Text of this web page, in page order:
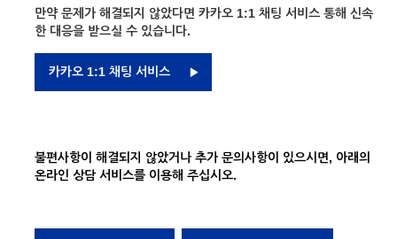
만약 문제가 해결되지 않았다면 카카오 1:1 채팅 서비스 통해 신속
한 대응을 받으실 수 있습니다.
카카오 1:1 채팅 서비스
불편사항이 해결되지 않았거나 추가 문의사항이 있으시면, 아래의
온라인 상담 서비스를 이용해 주십시오.